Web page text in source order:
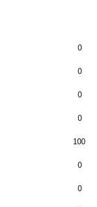
0
0
0
0
100
0
0